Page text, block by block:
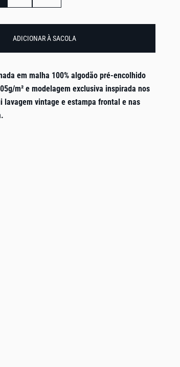
ADICIONAR À SACOLA
em malha 100% algodão pré-encolhido
m² e modelagem exclusiva inspirada nos
lavagem vintage e estampa frontal e nas